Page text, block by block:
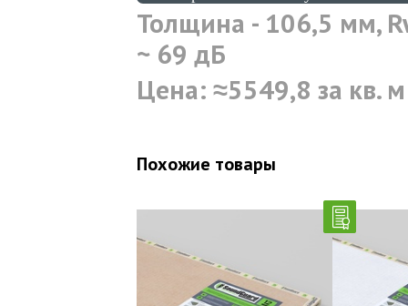
Толщина - 106,5 мм,
~ 69 дБ
Цена: ≈5549,8 за кв. м
Похожие товары